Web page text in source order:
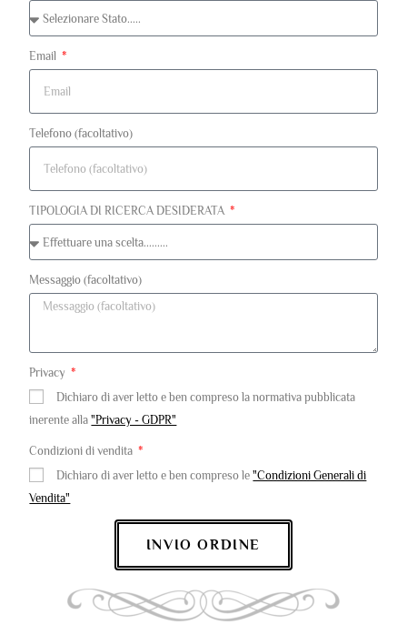
Email
Telefono (facoltativo)
TIPOLOGIA DI RICERCA DESIDERATA
Messaggio (facoltativo)
Privacy
Dichiaro di aver letto e ben compreso la normativa pubblicata
inerente alla"Privacy - GDPR"
Condizioni di vendita
Dichiaro di aver letto e ben compreso le"Condizioni Generali di
Vendita"
INVIO ORDINE